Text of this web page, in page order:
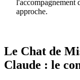
l'accompagnement
approche.
Le Chat de
Claude : le